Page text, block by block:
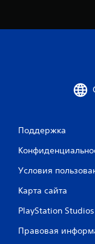
Поддержка
Условия
Карта сайта
PlayStation Studios
Правовая